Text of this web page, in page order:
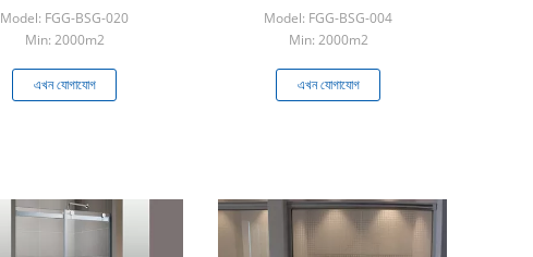
Model: FGG-BSG-020
Min: 2000m2
এখন যোগাযোগ
Model: FGG-BSG-004
Min: 2000m2
এখন যোগাযোগ